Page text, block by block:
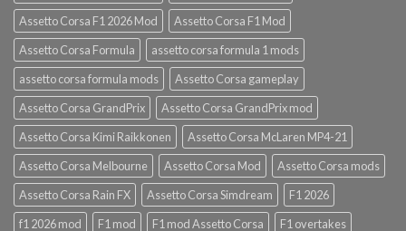
Assetto Corsa F1 2026 Mod
Assetto Corsa F1 Mod
Assetto Corsa Formula
assetto corsa formula 1 mods
assetto corsa formula mods
Assetto Corsa gameplay
Assetto Corsa GrandPrix
Assetto Corsa GrandPrix mod
Assetto Corsa Kimi Raikkonen
Assetto Corsa McLaren MP4-21
Assetto Corsa Melbourne
Assetto Corsa Mod
Assetto Corsa mods
Assetto Corsa Rain FX
Assetto Corsa Simdream
F1 2026
f1 2026 mod
F1 mod F1 mod Assetto Corsa F1 overtakes